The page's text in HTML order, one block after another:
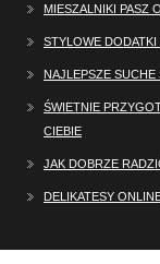
MIESZALNIKI PASZ
STYLOWE
NAJLEPSZE
ŚWIETNIE
CIEBIE
JAK DOBRZE
DELIKATESY